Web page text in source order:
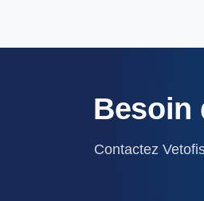
Besoin
Contactez